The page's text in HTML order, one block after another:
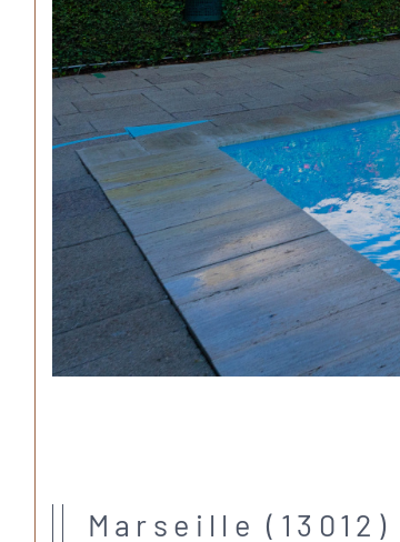
Marseille (13012)